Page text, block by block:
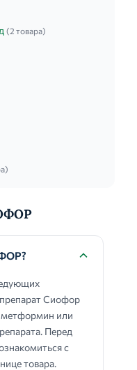
(2 товара)
Сиофор
метформин или
Перед
с
товара.